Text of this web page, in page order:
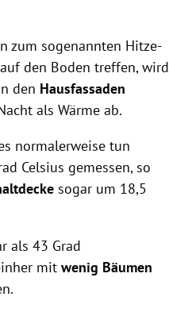
zum sogenannten Hitze-
den Boden treffen, wird
den Hausfassaden
als Wärme ab.
normalerweise tun
Celsius gemessen, so
sogar um 18,5
als 43 Grad
mitwenig Bäumen